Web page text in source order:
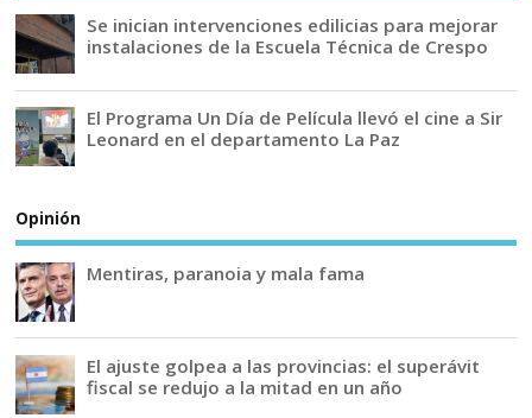
Se inician intervenciones edilicias para mejorar
instalaciones de la Escuela Técnica de Crespo
El Programa Un Día de Película llevó el cine a Sir
Leonard en el departamento La Paz
Opinión
Mentiras, paranoia y mala fama
El ajuste golpea a las provincias: el superávit
fiscal se redujo a la mitad en un año